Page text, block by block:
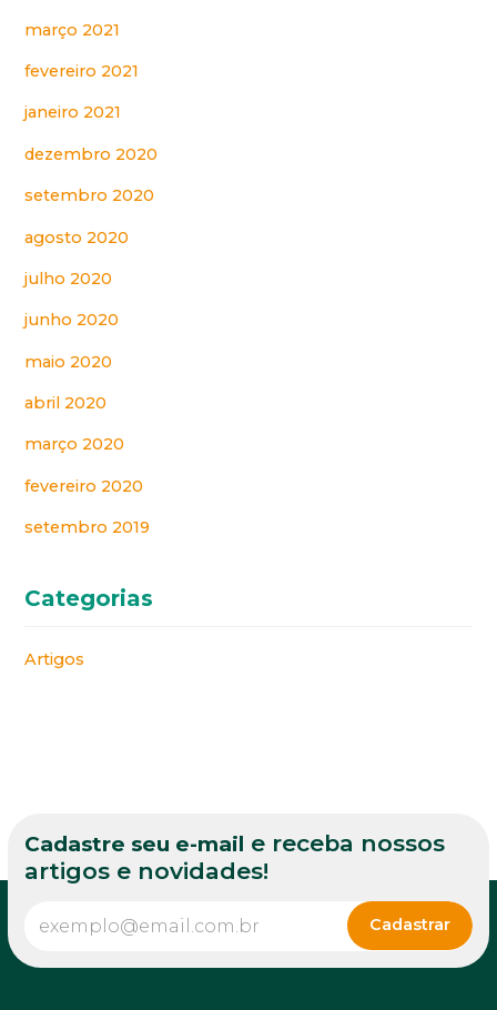
março 2021
fevereiro 2021
janeiro 2021
dezembro 2020
setembro 2020
agosto 2020
julho 2020
junho 2020
maio 2020
abril 2020
março 2020
fevereiro 2020
setembro 2019
Categorias
Artigos
Cadastre seu e-mail e receba nossos
artigos e novidades!